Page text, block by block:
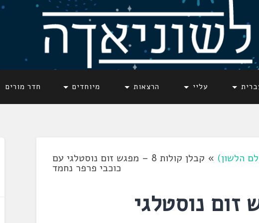
עליי הרצאות מיוחדים חדר מורים
הלשון) » קבלן קולות 8 – מפגש זום נוסטלגי עם
כוכבי פרפר נחמד
8 – מפגש זום נוסטלגי